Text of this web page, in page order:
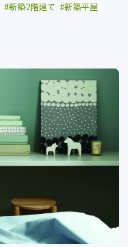
新築2階建て
新築平屋